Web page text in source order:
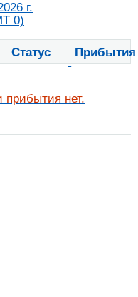
г.
0)
Статус Прибытия
прибытия нет.